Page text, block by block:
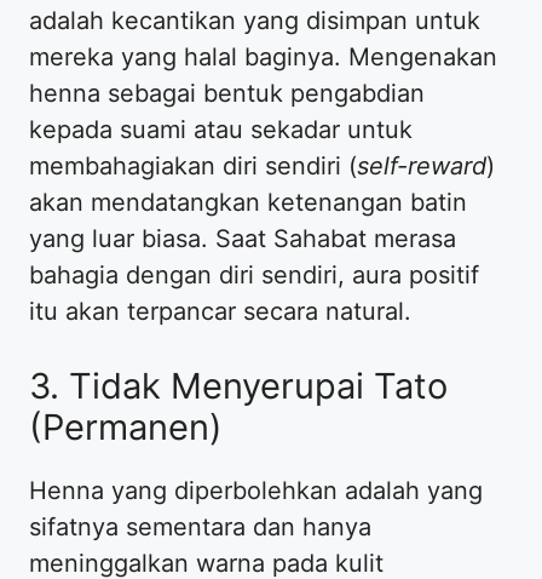
adalah kecantikan yang disimpan untuk
mereka yang halal baginya. Mengenakan
henna sebagai bentuk pengabdian
kepada suami atau sekadar untuk
membahagiakan diri sendiri (self-reward)
akan mendatangkan ketenangan batin
yang luar biasa. Saat Sahabat merasa
bahagia dengan diri sendiri, aura positif
itu akan terpancar secara natural.
​3. Tidak Menyerupai Tato
(Permanen)
​Henna yang diperbolehkan adalah yang
sifatnya sementara dan hanya
meninggalkan warna pada kulit